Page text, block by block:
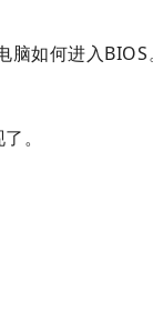
如何进入BIOS
。